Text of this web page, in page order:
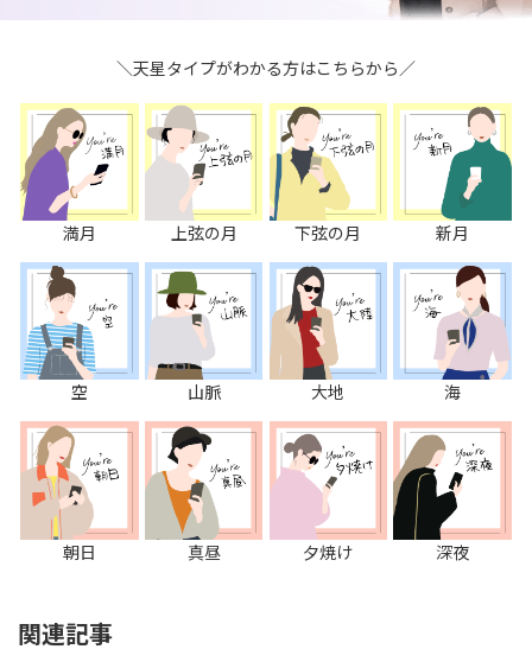
＼天星タイプがわかる方はこちらから／
満月 上弦の月 下弦の月 新月
空 山脈 大地 海
朝日 真昼 夕焼け 深夜
関連記事